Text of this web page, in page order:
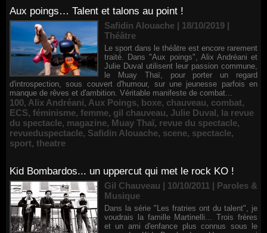
Aux poings… Talent et talons au point !
Safidin Alouache | 18/10/2019 |
Théâtre
Le sport dans le théâtre est encore rarement
traité. Dans "Aux poings", Alix Andréani et
Julie Duval utilisent leur passion commune,
le Muay Thaï, pour porter un regard
d'introspection, sous couvert d'humour, sur une jeunesse parfois en
manque de rêves et d'ambition. Véritable manifeste de combat...
100, Alix Andréani, Aux Poings, boxe, chauveau, combat,
ECS, féminisme, femme, gil chauveau, Julie Duval, la revue
du spectacle, magazine, Muay Thaï, revue du spectacle,
revueduspectacle, Safidin Alouache, scene, spectacle,
sport, theatre
Kid Bombardos... un uppercut qui met le rock KO !
Gil Chauveau | 10/10/2011 | Paroles &
Musique
Dans la série "Les fratries ont du talent", je
voudrais la famille Martinelli... Trois frères
et un ami d'enfance plus connus sous le